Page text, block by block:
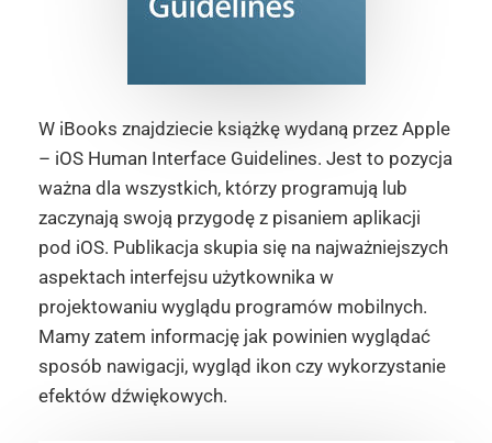
W iBooks znajdziecie książkę wydaną przez Apple
– iOS Human Interface Guidelines. Jest to pozycja
ważna dla wszystkich, którzy programują lub
zaczynają swoją przygodę z pisaniem aplikacji
pod iOS. Publikacja skupia się na najważniejszych
aspektach interfejsu użytkownika w
projektowaniu wyglądu programów mobilnych.
Mamy zatem informację jak powinien wyglądać
sposób nawigacji, wygląd ikon czy wykorzystanie
efektów dźwiękowych.